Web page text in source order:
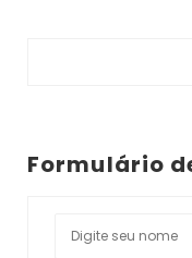
Formulário